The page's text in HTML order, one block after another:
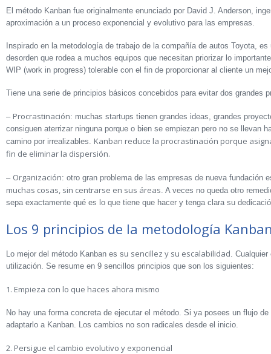
El método Kanban fue originalmente enunciado por David J. Anderson,
aproximación a un proceso exponencial y evolutivo para las empresas.
Inspirado en la metodología de trabajo de la compañía de autos Toyota,
desorden que rodea a muchos equipos que necesitan priorizar lo
WIP (work in progress) tolerable con el fin de proporcionar al cliente un
Tiene una serie de principios básicos concebidos para evitar dos grandes
– Procrastinación: muchas startups tienen grandes ideas, grandes
consiguen aterrizar ninguna porque o bien se empiezan pero no se llevan
camino por irrealizables. Kanban reduce la procrastinación porque
fin de eliminar la dispersión.
– Organización: otro gran problema de las empresas de nueva fundación
muchas cosas, sin centrarse en sus áreas. A veces no queda otro
sepa exactamente qué es lo que tiene que hacer y tenga clara su
Los 9 principios de la metodología
Lo mejor del método Kanban es su sencillez y su escalabilidad. Cualquier
utilización. Se resume en 9 sencillos principios que son los siguientes:
1. Empieza con lo que haces ahora mismo
No hay una forma concreta de ejecutar el método. Si ya posees un flujo
adaptarlo a Kanban. Los cambios no son radicales desde el inicio.
2. Persigue el cambio evolutivo y exponencial